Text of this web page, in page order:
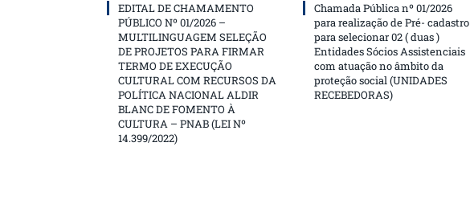
EDITAL DE CHAMAMENTO
PÚBLICO Nº 01/2026 –
MULTILINGUAGEM SELEÇÃO
DE PROJETOS PARA FIRMAR
TERMO DE EXECUÇÃO
CULTURAL COM RECURSOS DA
POLÍTICA NACIONAL ALDIR
BLANC DE FOMENTO À
CULTURA – PNAB (LEI Nº
14.399/2022)
Chamada Pública nº 01/2026
para realização de Pré- cadastro
para selecionar 02 ( duas )
Entidades Sócios Assistenciais
com atuação no âmbito da
proteção social (UNIDADES
RECEBEDORAS)